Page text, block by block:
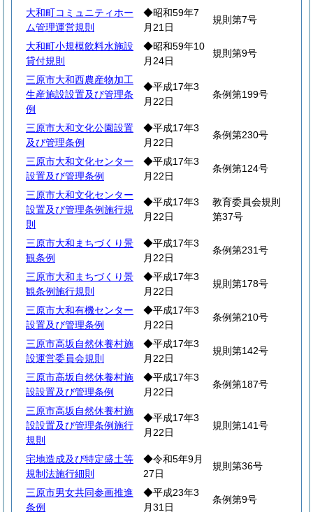
大和町コミュニティホー
ム管理運営規則
◆昭和59年7
月21日
規則第7号
大和町小規模飲料水施設
貸付規則
◆昭和59年10
月24日
規則第9号
三原市大和西農産物加工
生産施設設置及び管理条
例
◆平成17年3
月22日
条例第199号
三原市大和文化公園設置
及び管理条例
◆平成17年3
月22日
条例第230号
三原市大和文化センター
設置及び管理条例
◆平成17年3
月22日
条例第124号
三原市大和文化センター
設置及び管理条例施行規
則
◆平成17年3
月22日
教育委員会規則
第37号
三原市大和まちづくり景
観条例
◆平成17年3
月22日
条例第231号
三原市大和まちづくり景
観条例施行規則
◆平成17年3
月22日
規則第178号
三原市大和有機センター
設置及び管理条例
◆平成17年3
月22日
条例第210号
三原市高坂自然休養村施
設運営委員会規則
◆平成17年3
月22日
規則第142号
三原市高坂自然休養村施
設設置及び管理条例
◆平成17年3
月22日
条例第187号
三原市高坂自然休養村施
設設置及び管理条例施行
規則
◆平成17年3
月22日
規則第141号
宅地造成及び特定盛土等
規制法施行細則
◆令和5年9月
27日
規則第36号
三原市男女共同参画推進
条例
◆平成23年3
月31日
条例第9号